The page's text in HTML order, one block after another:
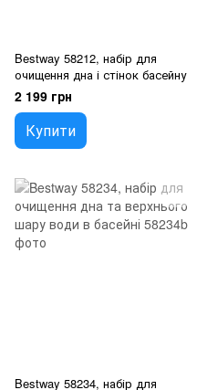
Bestway 58212, набір для
очищення дна і стінок басейну
2 199 грн
Купити
Bestway 58234, набір для